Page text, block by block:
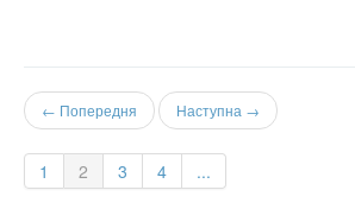
← Попередня Наступна →
1 2 3 4 ...